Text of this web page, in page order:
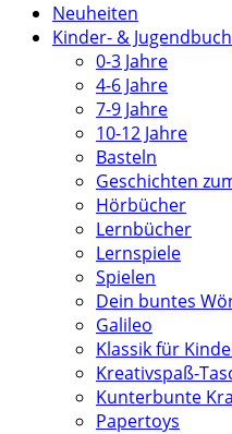
Neuheiten
Kinder- & Jugendbuch
0-3 Jahre
4-6 Jahre
7-9 Jahre
10-12 Jahre
Basteln
Geschichten
Hörbücher
Lernbücher
Lernspiele
Spielen
Dein buntes
Galileo
Klassik für
Kreativspaß-
Kunterbunte
Papertoys